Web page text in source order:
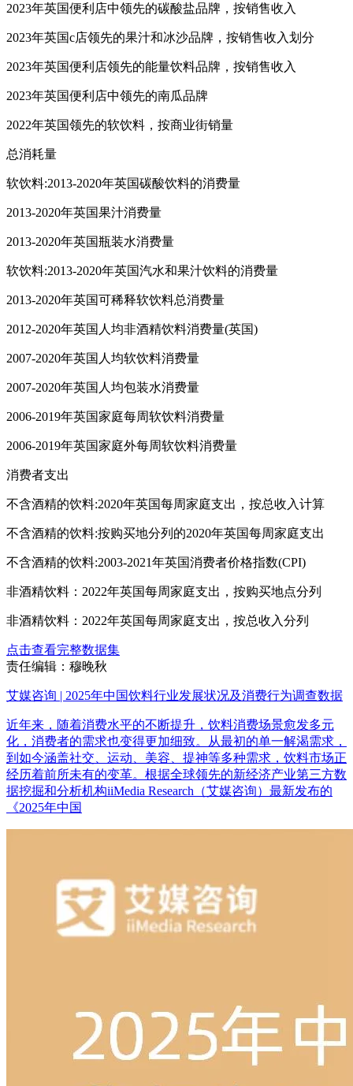
2023年英国便利店中领先的碳酸盐品牌，按销售收入
2023年英国c店领先的果汁和冰沙品牌，按销售收入划分
2023年英国便利店领先的能量饮料品牌，按销售收入
2023年英国便利店中领先的南瓜品牌
2022年英国领先的软饮料，按商业街销量
总消耗量
软饮料:2013-2020年英国碳酸饮料的消费量
2013-2020年英国果汁消费量
2013-2020年英国瓶装水消费量
软饮料:2013-2020年英国汽水和果汁饮料的消费量
2013-2020年英国可稀释软饮料总消费量
2012-2020年英国人均非酒精饮料消费量(英国)
2007-2020年英国人均软饮料消费量
2007-2020年英国人均包装水消费量
2006-2019年英国家庭每周软饮料消费量
2006-2019年英国家庭外每周软饮料消费量
消费者支出
不含酒精的饮料:2020年英国每周家庭支出，按总收入计算
不含酒精的饮料:按购买地分列的2020年英国每周家庭支出
不含酒精的饮料:2003-2021年英国消费者价格指数(CPI)
非酒精饮料：2022年英国每周家庭支出，按购买地点分列
非酒精饮料：2022年英国每周家庭支出，按总收入分列
点击查看完整数据集
责任编辑：穆晚秋
艾媒咨询 | 2025年中国饮料行业发展状况及消费行为调查数据
近年来，随着消费水平的不断提升，饮料消费场景愈发多元
化，消费者的需求也变得更加细致。从最初的单一解渴需求，
到如今涵盖社交、运动、美容、提神等多种需求，饮料市场正
经历着前所未有的变革。根据全球领先的新经济产业第三方数
据挖掘和分析机构iiMedia Research（艾媒咨询）最新发布的
《2025年中国